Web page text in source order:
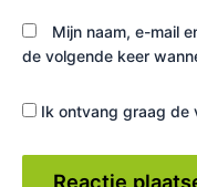
Mijn naam, e-mail
de volgende keer
Ik ontvang graag de